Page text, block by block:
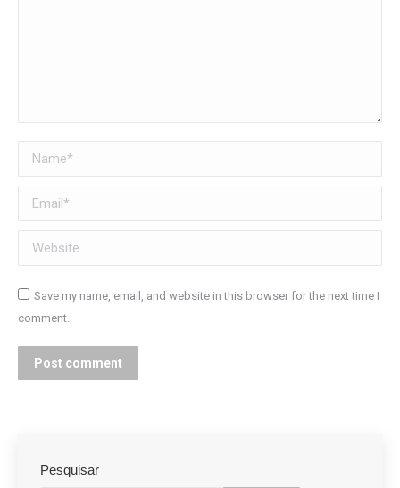
Name *
Email *
Website
Save my name, email, and website in this browser for the next time I
comment.
Post comment
Pesquisar